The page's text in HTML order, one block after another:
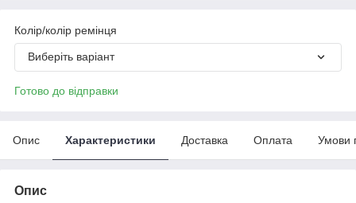
Колір/колір ремінця
Виберіть варіант
Готово до відправки
Опис Характеристики Доставка Оплата Умови
Опис